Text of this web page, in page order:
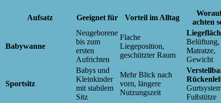
Aufsatz Geeignet für Vorteil im Alltag
achten
Babywanne
Neugeborene
bis zum
ersten
Aufrichten
Flache
Liegeposition,
geschützter Raum
Belüftung,
Matratze,
Gewicht
Sportsitz
Babys und
Kleinkinder
mit stabilem
Sitz
Mehr Blick nach
vorn, längere
Nutzungszeit
Fußstütze